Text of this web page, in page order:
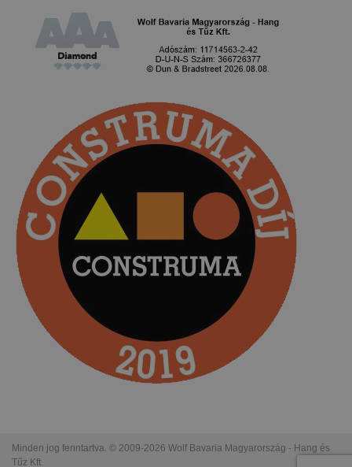
Minden jog fenntartva. © 2009-2026 Wolf Bavaria Magyarország - Hang és
Tűz Kft.